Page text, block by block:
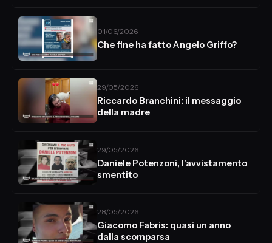
01/06/2026
Che fine ha fatto Angelo Griffo?
29/05/2026
Riccardo Branchini: il messaggio
della madre
29/05/2026
Daniele Potenzoni, l'avvistamento
smentito
28/05/2026
Giacomo Fabris: quasi un anno
dalla scomparsa